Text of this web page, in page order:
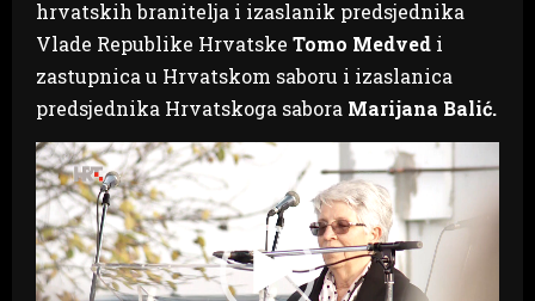
hrvatskih branitelja i izaslanik predsjednika
Vlade Republike Hrvatske Tomo Medved i
zastupnica u Hrvatskom saboru i izaslanica
predsjednika Hrvatskoga sabora Marijana Balić.
Reproduktor
videozapisa